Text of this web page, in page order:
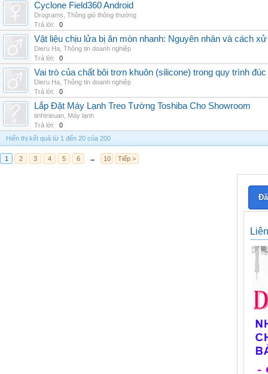
Cyclone Field360 Android
Drograms Thông gió thông thường
Trả lời:
0
Vật liệu chịu lửa bị ăn mòn nhanh: Nguyên nhân và cách
Dieru Ha Thông tin doanh nghiệp
Trả lời:
0
Vai trò của chất bôi trơn khuôn (silicone) trong quy trình
Dieru Ha Thông tin doanh nghiệp
Trả lời:
0
Lắp Đặt Máy Lạnh Treo Tường Toshiba Cho Showroom
tinhtrieuan Máy lạnh
Trả lời:
0
Hiển thị kết quả từ 1 đến 20 của 200
1 2 3 4 5 6 → 10 Tiếp >